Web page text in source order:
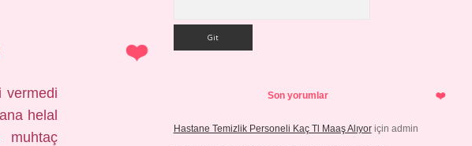
vermedi
helal
muhtaç
Son yorumlar
Hastane Temizlik Personeli Kaç Tl Maaş Alıyoriçin admin